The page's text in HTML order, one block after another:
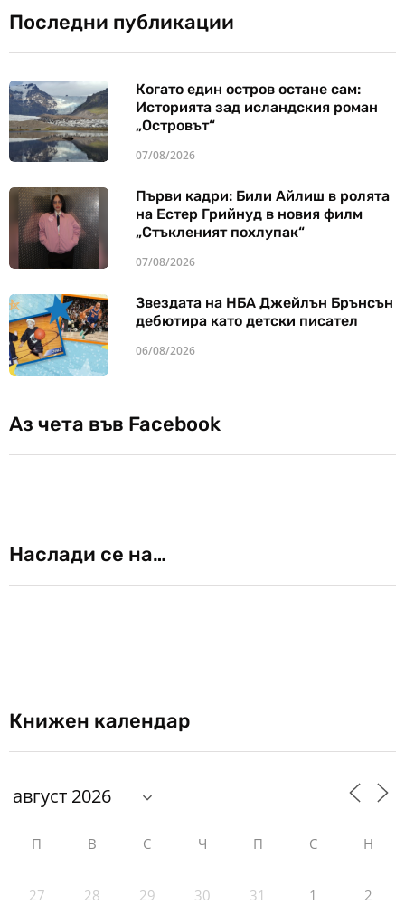
Последни публикации
Когато един остров остане сам:
Историята зад исландския роман
„Островът“
07/08/2026
Първи кадри: Били Айлиш в ролята
на Естер Грийнуд в новия филм
„Стъкленият похлупак“
07/08/2026
Звездата на НБА Джейлън Брънсън
дебютира като детски писател
06/08/2026
Аз чета във Facebook
Наслади се на…
Книжен календар
П В С Ч П С Н
27 28 29 30 31 1 2